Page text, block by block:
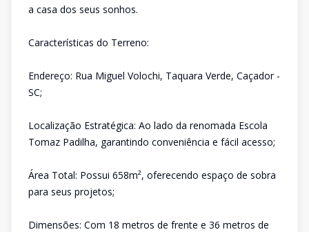
a casa dos seus sonhos.
Características do Terreno:
Endereço: Rua Miguel Volochi, Taquara Verde, Caçador -
SC;
Localização Estratégica: Ao lado da renomada Escola
Tomaz Padilha, garantindo conveniência e fácil acesso;
Área Total: Possui 658m², oferecendo espaço de sobra
para seus projetos;
Dimensões: Com 18 metros de frente e 36 metros de